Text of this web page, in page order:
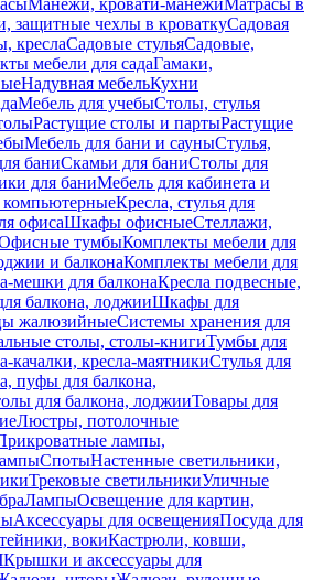
Манежи, кровати-манежиМатрасы в
защитные чехлы в кроваткуСадовая
креслаСадовые стульяСадовые,
мебели для садаГамаки,
Надувная мебельКухни
Мебель для учебыСтолы, стулья
Растущие столы и партыРастущие
Мебель для бани и сауныСтулья,
баниСкамьи для баниСтолы для
для баниМебель для кабинета и
Кресла, стулья для
офисаШкафы офисныеСтеллажи,
тумбыКомплекты мебели для
и балконаКомплекты мебели для
мешки для балконаКресла подвесные,
балкона, лоджииШкафы для
жалюзийныеСистемы хранения для
столы, столы-книгиТумбы для
качалки, кресла-маятникиСтулья для
пуфы для балкона,
для балкона, лоджииТовары для
Люстры, потолочные
лампы,
СпотыНастенные светильники,
Трековые светильникиУличные
ЛампыОсвещение для картин,
Аксессуары для освещенияПосуда для
вокиКастрюли, ковши,
Крышки и аксессуары для